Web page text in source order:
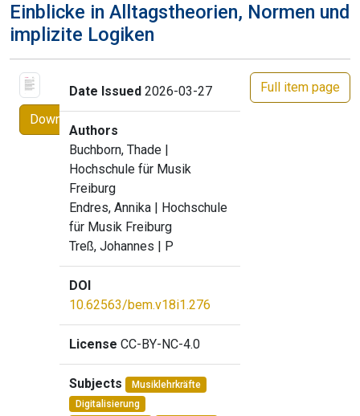
Einblicke in Alltagstheorien, Normen und
implizite Logiken
Full item page
Download
Date Issued2026-03-27
Authors
Buchborn, Thade |
Hochschule für Musik
Freiburg
Endres, Annika | Hochschule
für Musik Freiburg
Treß, Johannes | P
DOI
10.62563/bem.v18i1.276
License CC-BY-NC-4.0
Subjects
Musiklehrkräfte
Digitalisierung